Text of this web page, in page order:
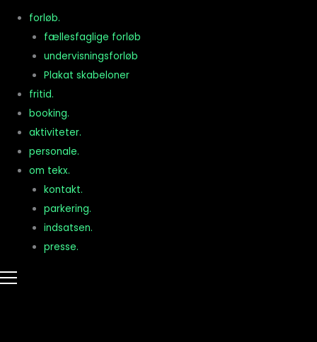
forløb.
fællesfaglige forløb
undervisningsforløb
Plakat skabeloner
fritid.
booking.
aktiviteter.
personale.
om tekx.
kontakt.
parkering.
indsatsen.
presse.